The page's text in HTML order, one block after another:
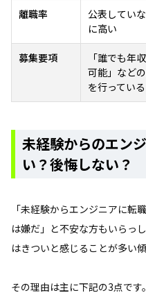
離職率
公表してい
に高い
募集要項
「誰でも年
可能」など
を行っている
未経験からのエン
い？後悔しない？
「未経験からエンジニアに転
は嫌だ」と不安な方もいらっ
はきついと感じることが多い
その理由は主に下記の3点です。